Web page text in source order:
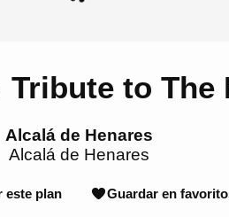
to The
Alcalá de Henares
Alcalá de Henares
este plan Guardar en